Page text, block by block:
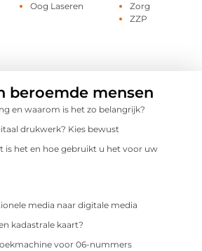
Oog Laseren
Zorg
ZZP
beroemde mensen
en waarom is het zo belangrijk?
drukwerk? Kies bewust
is het en hoe gebruikt u het voor uw
media naar digitale media
kadastrale kaart?
voor 06-nummers